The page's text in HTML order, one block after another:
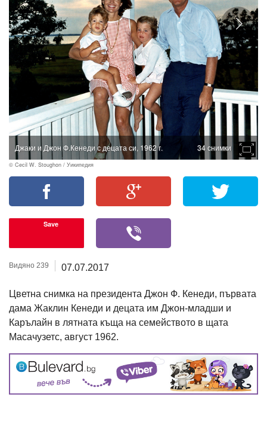
Джаки и Джон Ф.Кенеди с децата си, 1962 г. 34 снимки
© Cecil W. Stoughon / Уикипедия
Save
Видяно 239 07.07.2017
Цветна снимка на президента Джон Ф. Кенеди, първата
дама Жаклин Кенеди и децата им Джон-младши и
Карълайн в лятната къща на семейството в щата
Масачузетс, август 1962.